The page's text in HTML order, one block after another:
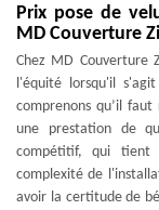
Prix pose de
MD Couverture
Chez MD Couverture
l'équité lorsqu'il
comprenons qu’il
une prestation de
compétitif, qui tient
complexité de
avoir la certitude de